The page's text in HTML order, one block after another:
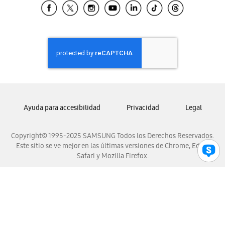
Samsung El Salvador
Samsung Honduras
Samsung Nicaragua
Samsung Panamá
Samsung Venezuela
Copyright© 1995-2025 SAMSUNG Todos los Derechos Reservados.
Este sitio se ve mejor en las últimas versiones de Chrome, Edge,
Safari y Mozilla Firefox.
Ayuda para accesibilidad Privacidad Legal